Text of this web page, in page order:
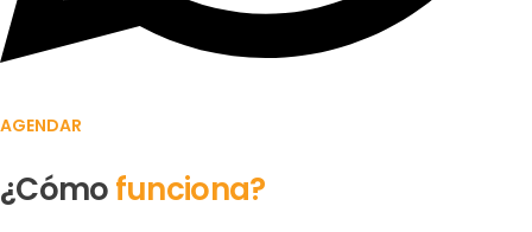
AGENDAR
¿Cómofunciona?